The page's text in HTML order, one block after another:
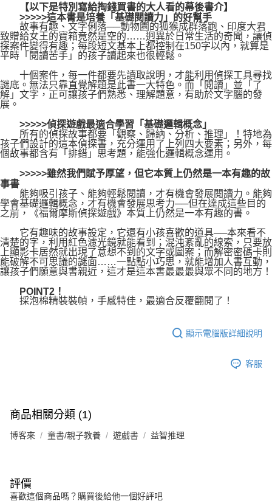
【以下是特別寫給掏錢買書的大人看的幕後書介】
>>>>>這本書是培養「基礎閱讀力」的好幫手
故事有趣、文字俐落──動物園的狐猴成群落跑、印度大君
致贈給女王的寶箱竟然是空的……迥異於日常生活的奇聞，讓偵
探案件變得有趣；每段短文基本上都控制在150字以內，就算是
平時「閱讀苦手」的孩子讀起來也很輕鬆。
十個案件，每一件都要先讀取說明，才能利用偵探工具尋找
謎底。無法只靠直覺解題是此書一大特色。而「閱讀」並「了
解」文字，正可讓孩子們熟悉、理解題意，有助於文字腦的發
展。
>>>>>偵探遊戲最適合學習「基礎邏輯概念」
所有的偵探故事都要「觀察、歸納、分析、推理」！特地為
孩子們設計的這本偵探書，充分運用了上列四大要素；另外，每
個故事都含有「排錯」思考題，能強化邏輯概念運用。
>>>>>雖然我們賦予厚望，但它本質上仍然是一本有趣的故
事書
能夠吸引孩子、能夠輕鬆閱讀，才有機會發展閱讀力。能夠
學會基礎邏輯概念，才有機會發展思考力──但在達成這些目的
之前，《福爾摩斯偵探遊戲》本質上仍然是一本有趣的書。
它有趣味的故事設定，它還有小孩喜歡的道具──本來看不
清楚的字，利用紅色濾光鏡就能看到；混沌紊亂的線索，只要放
上顯影卡居然就出現了意想不到的文字或圖案；而解密密碼卡則
能破解不可思議的謎面……一點點小巧思，就能增加人書互動，
讓孩子們願意與書親近，這才是這本書最最最與眾不同的地方！
POINT2！
採泡棉精裝裝幀，手感特佳，最適合反覆翻閱了！
顯示電腦版詳細說明
客服
商品相關分類 (1)
博客來 童書/親子教養 遊戲書 益智推理
評價
喜歡這個商品嗎？購買後給他一個好評吧